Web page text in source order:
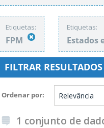
Etiquetas:
FPM
Etiquetas:
Estados
FILTRAR RESULTADOS
Ordenar por
1 conjunto de